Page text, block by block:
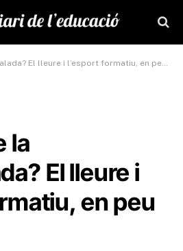
El lleure i l’esport formatiu, en peu de guerra
la
El lleure i
en peu